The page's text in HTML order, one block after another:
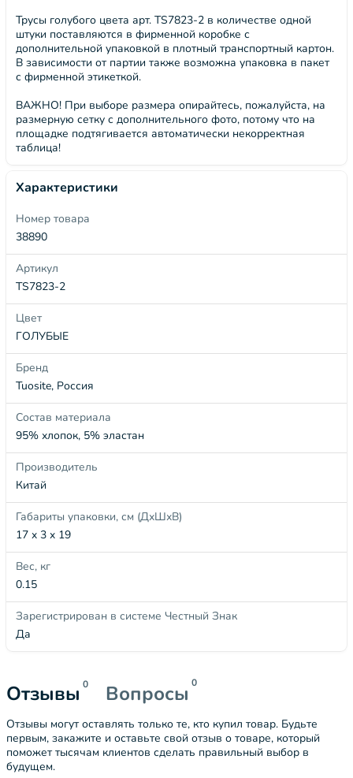
Трусы голубого цвета арт. TS7823-2 в количестве одной
штуки поставляются в фирменной коробке с
дополнительной упаковкой в плотный транспортный картон.
В зависимости от партии также возможна упаковка в пакет
с фирменной этикеткой.
ВАЖНО! При выборе размера опирайтесь, пожалуйста, на
размерную сетку с дополнительного фото, потому что на
площадке подтягивается автоматически некорректная
таблица!
Характеристики
Номер товара
38890
Артикул
TS7823-2
Цвет
ГОЛУБЫЕ
Бренд
Tuosite, Россия
Состав материала
95% хлопок, 5% эластан
Производитель
Китай
Габариты упаковки, см (ДхШхВ)
17 x 3 x 19
Вес, кг
0.15
Зарегистрирован в системе Честный Знак
Да
Отзывы 0 Вопросы 0
Отзывы могут оставлять только те, кто купил товар. Будьте
первым, закажите и оставьте свой отзыв о товаре, который
поможет тысячам клиентов сделать правильный выбор в
будущем.